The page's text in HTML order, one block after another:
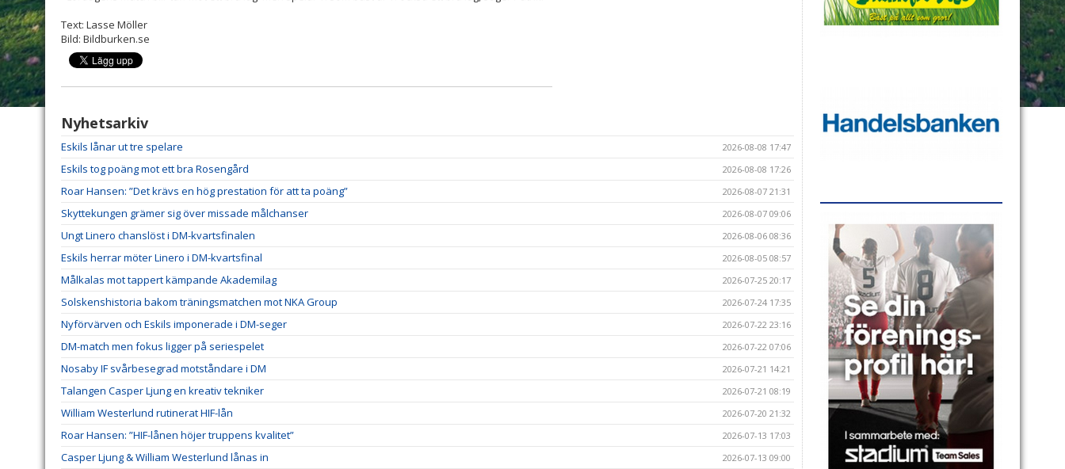
Text: Lasse Möller
Bild: Bildburken.se
Nyhetsarkiv
Eskils lånar ut tre spelare 2026-08-08 17:47
Eskils tog poäng mot ett bra Rosengård 2026-08-08 17:26
Roar Hansen: ”Det krävs en hög prestation för att ta poäng” 2026-08-07 21:31
Skyttekungen grämer sig över missade målchanser 2026-08-07 09:06
Ungt Linero chanslöst i DM-kvartsfinalen 2026-08-06 08:36
Eskils herrar möter Linero i DM-kvartsfinal 2026-08-05 08:57
Målkalas mot tappert kämpande Akademilag 2026-07-25 20:17
Solskenshistoria bakom träningsmatchen mot NKA Group 2026-07-24 17:35
Nyförvärven och Eskils imponerade i DM-seger 2026-07-22 23:16
DM-match men fokus ligger på seriespelet 2026-07-22 07:06
Nosaby IF svårbesegrad motståndare i DM 2026-07-21 14:21
Talangen Casper Ljung en kreativ tekniker 2026-07-21 08:19
William Westerlund rutinerat HIF-lån 2026-07-20 21:32
Roar Hansen: ”HIF-lånen höjer truppens kvalitet” 2026-07-13 17:03
Casper Ljung & William Westerlund lånas in 2026-07-13 09:00